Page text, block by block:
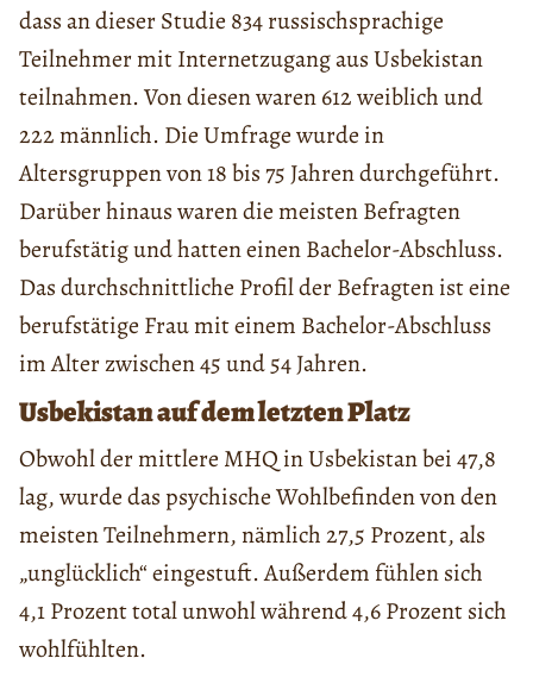
dass an dieser Studie 834 russischsprachige
Teilnehmer mit Internetzugang aus Usbekistan
teilnahmen. Von diesen waren 612 weiblich und
222 männlich. Die Umfrage wurde in
Altersgruppen von 18 bis 75 Jahren durchgeführt.
Darüber hinaus waren die meisten Befragten
berufstätig und hatten einen Bachelor-Abschluss.
Das durchschnittliche Profil der Befragten ist eine
berufstätige Frau mit einem Bachelor-Abschluss
im Alter zwischen 45 und 54 Jahren.
Usbekistan auf dem letzten Platz
Obwohl der mittlere MHQ in Usbekistan bei 47,8
lag, wurde das psychische Wohlbefinden von den
meisten Teilnehmern, nämlich 27,5 Prozent, als
„unglücklich“ eingestuft. Außerdem fühlen sich
4,1 Prozent total unwohl während 4,6 Prozent sich
wohlfühlten.